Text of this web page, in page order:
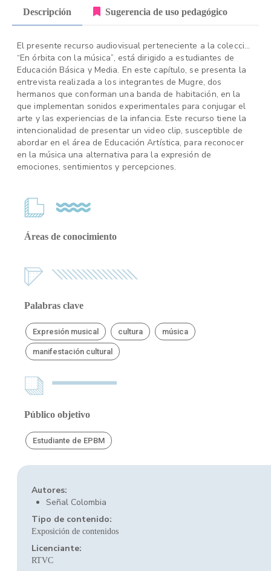
Descripción Sugerencia de uso pedagógico
El presente recurso audiovisual perteneciente a la colección
“En órbita con la música”, está dirigido a estudiantes de
Educación Básica y Media. En este capítulo, se presenta la
entrevista realizada a los integrantes de Mugre, dos
hermanos que conforman una banda de habitación, en la
que implementan sonidos experimentales para conjugar el
arte y las experiencias de la infancia. Este recurso tiene la
intencionalidad de presentar un video clip, susceptible de
abordar en el área de Educación Artística, para reconocer
en la música una alternativa para la expresión de
emociones, sentimientos y percepciones.
Áreas de conocimiento
Palabras clave
Expresión musical cultura música
manifestación cultural
Público objetivo
Estudiante de EPBM
Autores:
Señal Colombia
Tipo de contenido:
Exposición de contenidos
Licenciante:
RTVC